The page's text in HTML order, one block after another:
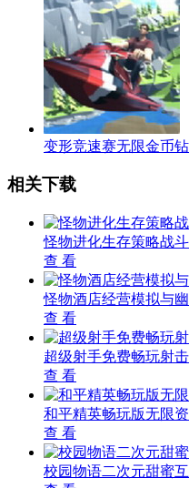
变形竞速赛无限金币
相关下载
怪物进化生存策略战
查 看
怪物酒店经营模拟与
查 看
超级射手免费畅玩射
查 看
和平精英畅玩版无限
查 看
校园物语二次元甜蜜